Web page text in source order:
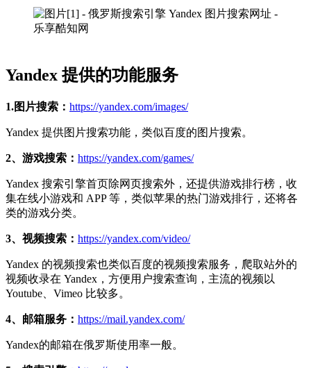
Yandex 提供的功能服务
1.图片搜索： https://yandex.com/images/
Yandex 提供图片搜索功能，类似百度的图片搜索。
2、游戏搜索： https://yandex.com/games/
Yandex 搜索引擎首页除网页搜索外，还提供游戏排行榜，收
集在线小游戏和 APP 等，类似苹果的热门游戏排行，还将各
类的游戏分类。
3、视频搜索： https://yandex.com/video/
Yandex 的视频搜索也类似百度的视频搜索服务，爬取站外的
视频收录在 Yandex，方便用户搜索查询，主流的视频以
Youtube、Vimeo 比较多。
4、邮箱服务： https://mail.yandex.com/
Yandex的邮箱在俄罗斯使用率一般。